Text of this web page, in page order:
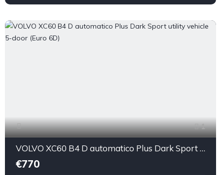
1
VOLVO XC60 B4 D automatico Plus Dark Sport utility vehicle 5-door (Euro 6D)
€770